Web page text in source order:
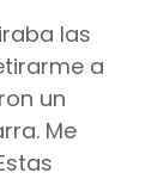
las
a
un
Me